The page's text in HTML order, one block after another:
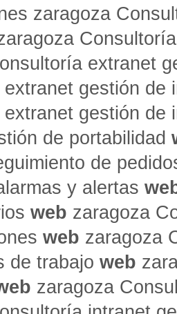
zaragoza
extranet
gestión de
gestión de
de portabilidad
de
y alertas
web zaragoza
web zaragoza
de trabajo web
zaragoza